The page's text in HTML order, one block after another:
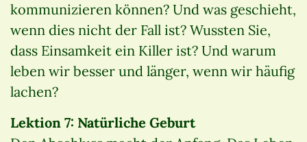
kommunizieren können? Und was geschieht,
wenn dies nicht der Fall ist? Wussten Sie,
dass Einsamkeit ein Killer ist? Und warum
leben wir besser und länger, wenn wir häufig
lachen?
Lektion 7: Natürliche Geburt